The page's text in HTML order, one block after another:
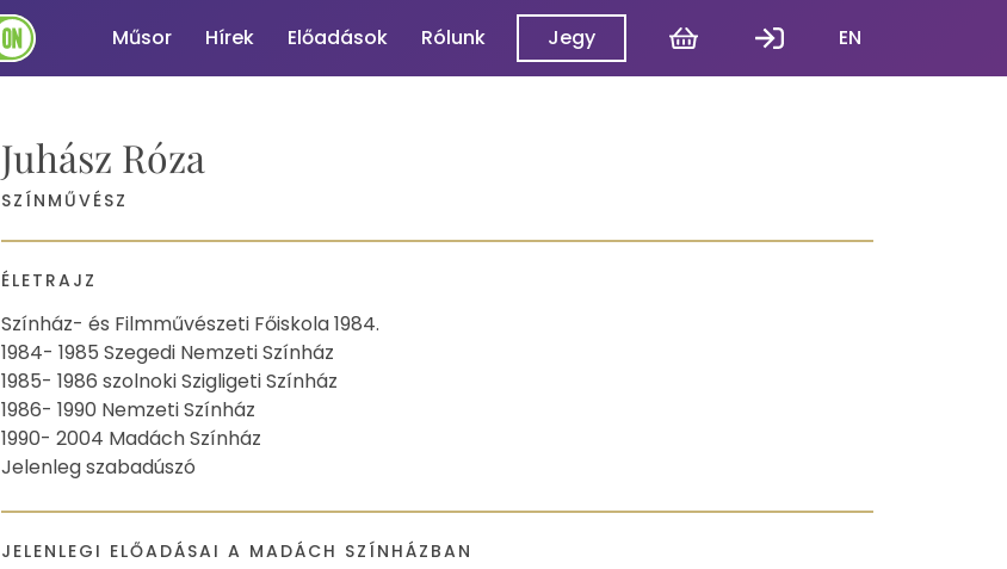
Műsor Hírek Előadások Rólunk Jegy
Kosár Belépés
EN
Juhász Róza
SZÍNMŰVÉSZ
ÉLETRAJZ
Színház- és Filmművészeti Főiskola 1984.
1984- 1985 Szegedi Nemzeti Színház
1985- 1986 szolnoki Szigligeti Színház
1986- 1990 Nemzeti Színház
1990- 2004 Madách Színház
Jelenleg szabadúszó
JELENLEGI ELŐADÁSAI A MADÁCH SZÍNHÁZBAN